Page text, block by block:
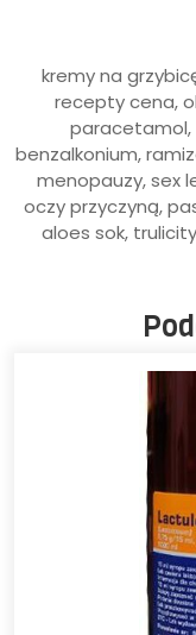
kremy na
recepty cena,
paracetamol,
benzalkonium,
menopauzy, sex
oczy przyczyną,
aloes sok,